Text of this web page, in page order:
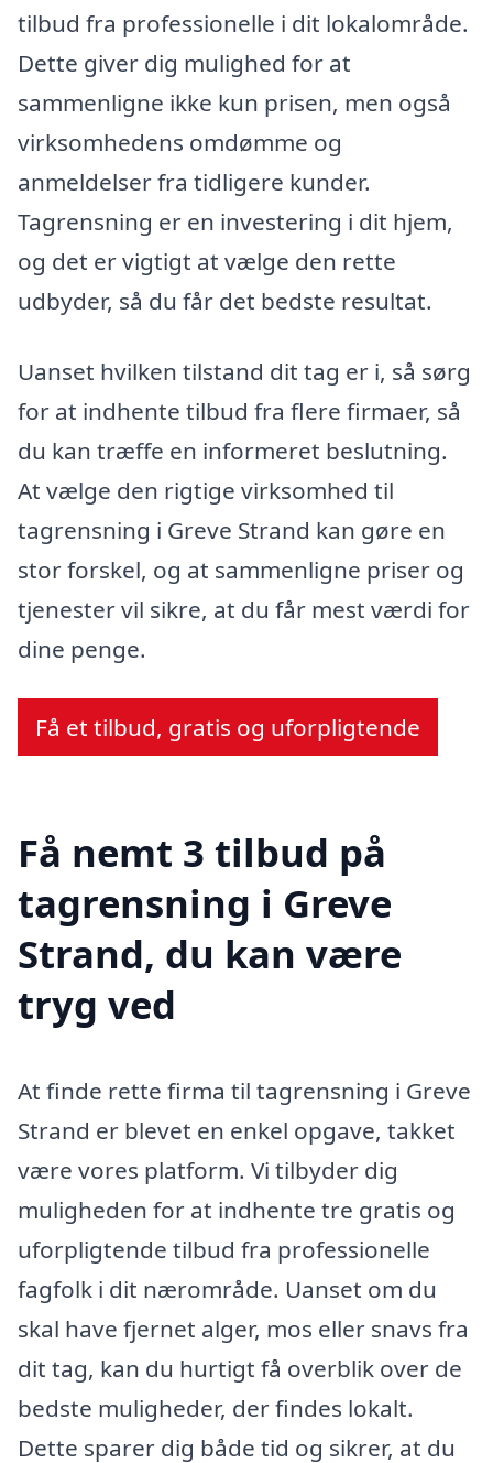
tilbud fra professionelle i dit lokalområde.
Dette giver dig mulighed for at
sammenligne ikke kun prisen, men også
virksomhedens omdømme og
anmeldelser fra tidligere kunder.
Tagrensning er en investering i dit hjem,
og det er vigtigt at vælge den rette
udbyder, så du får det bedste resultat.
Uanset hvilken tilstand dit tag er i, så sørg
for at indhente tilbud fra flere firmaer, så
du kan træffe en informeret beslutning.
At vælge den rigtige virksomhed til
tagrensning i Greve Strand kan gøre en
stor forskel, og at sammenligne priser og
tjenester vil sikre, at du får mest værdi for
dine penge.
Få et tilbud, gratis og uforpligtende
Få nemt 3 tilbud på
tagrensning i Greve
Strand, du kan være
tryg ved
At finde rette firma til tagrensning i Greve
Strand er blevet en enkel opgave, takket
være vores platform. Vi tilbyder dig
muligheden for at indhente tre gratis og
uforpligtende tilbud fra professionelle
fagfolk i dit nærområde. Uanset om du
skal have fjernet alger, mos eller snavs fra
dit tag, kan du hurtigt få overblik over de
bedste muligheder, der findes lokalt.
Dette sparer dig både tid og sikrer, at du